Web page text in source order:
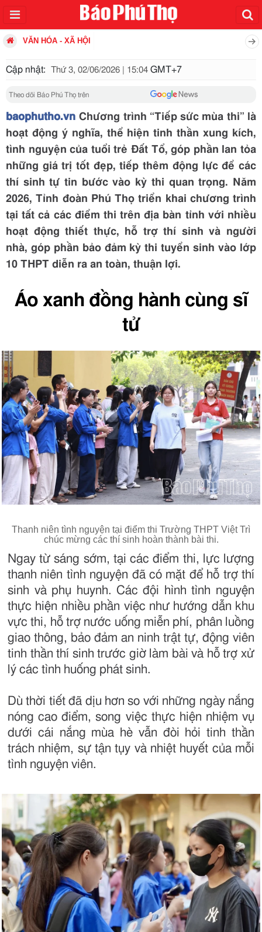
VĂN HÓA - XÃ HỘI
Cập nhật: Thứ 3, 02/06/2026 | 15:04 GMT+7
Theo dõi Báo Phú Thọ trên
baophutho.vn Chương trình “Tiếp sức mùa thi” là
hoạt động ý nghĩa, thể hiện tinh thần xung kích,
tình nguyện của tuổi trẻ Đất Tổ, góp phần lan tỏa
những giá trị tốt đẹp, tiếp thêm động lực để các
thí sinh tự tin bước vào kỳ thi quan trọng. Năm
2026, Tỉnh đoàn Phú Thọ triển khai chương trình
tại tất cả các điểm thi trên địa bàn tỉnh với nhiều
hoạt động thiết thực, hỗ trợ thí sinh và người
nhà, góp phần bảo đảm kỳ thi tuyển sinh vào lớp
10 THPT diễn ra an toàn, thuận lợi.
Áo xanh đồng hành cùng sĩ
tử
Thanh niên tình nguyện tại điểm thi Trường THPT Việt Trì
chúc mừng các thí sinh hoàn thành bài thi.
Ngay từ sáng sớm, tại các điểm thi, lực lượng
thanh niên tình nguyện đã có mặt để hỗ trợ thí
sinh và phụ huynh. Các đội hình tình nguyện
thực hiện nhiều phần việc như hướng dẫn khu
vực thi, hỗ trợ nước uống miễn phí, phân luồng
giao thông, bảo đảm an ninh trật tự, động viên
tinh thần thí sinh trước giờ làm bài và hỗ trợ xử
lý các tình huống phát sinh.
Dù thời tiết đã dịu hơn so với những ngày nắng
nóng cao điểm, song việc thực hiện nhiệm vụ
dưới cái nắng mùa hè vẫn đòi hỏi tinh thần
trách nhiệm, sự tận tụy và nhiệt huyết của mỗi
tình nguyện viên.